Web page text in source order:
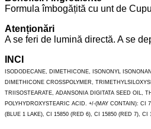
Formula îmbogățită cu unt de
Atenționări
A se feri de lumină directă. A se
INCI
ISODODECANE, DIMETHICONE, ISONONYL
DIMETHICONE CROSSPOLYMER,
TRIISOSTEARATE, ADANSONIA DIGITATA SEED OIL,
POLYHYDROXYSTEARIC ACID. +/-(MAY CONTAIN):
(BLUE 1 LAKE), CI 15850 (RED 6), CI 15850 (RED 7), CI